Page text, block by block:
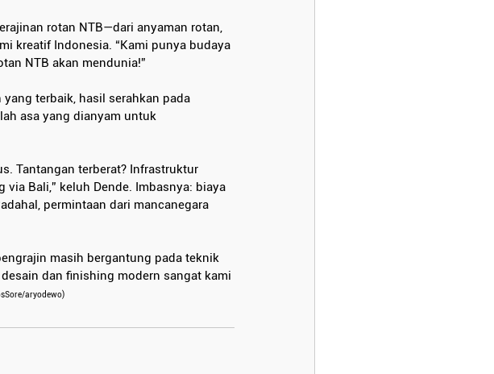
rotan NTB—dari anyaman rotan,
kreatif Indonesia. “Kami punya budaya
NTB akan mendunia!”
terbaik, hasil serahkan pada
asa yang dianyam untuk
Tantangan terberat? Infrastruktur
Bali,” keluh Dende. Imbasnya: biaya
permintaan dari mancanegara
masih bergantung pada teknik
dan finishing modern sangat kami
aryodewo)